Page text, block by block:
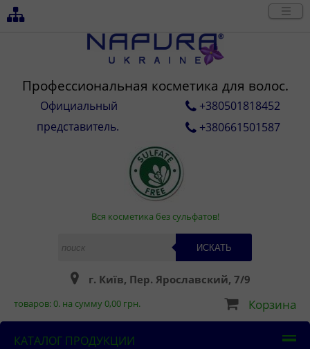
Профессиональная косметика для волос.
Официальный
представитель.
+380501818452
+380661501587
Вся косметика без сульфатов!
ИСКАТЬ
г. Київ, Пер. Ярославский, 7/9
товаров:0. на сумму0,00 грн. Корзина
КАТАЛОГ ПРОДУКЦИИ